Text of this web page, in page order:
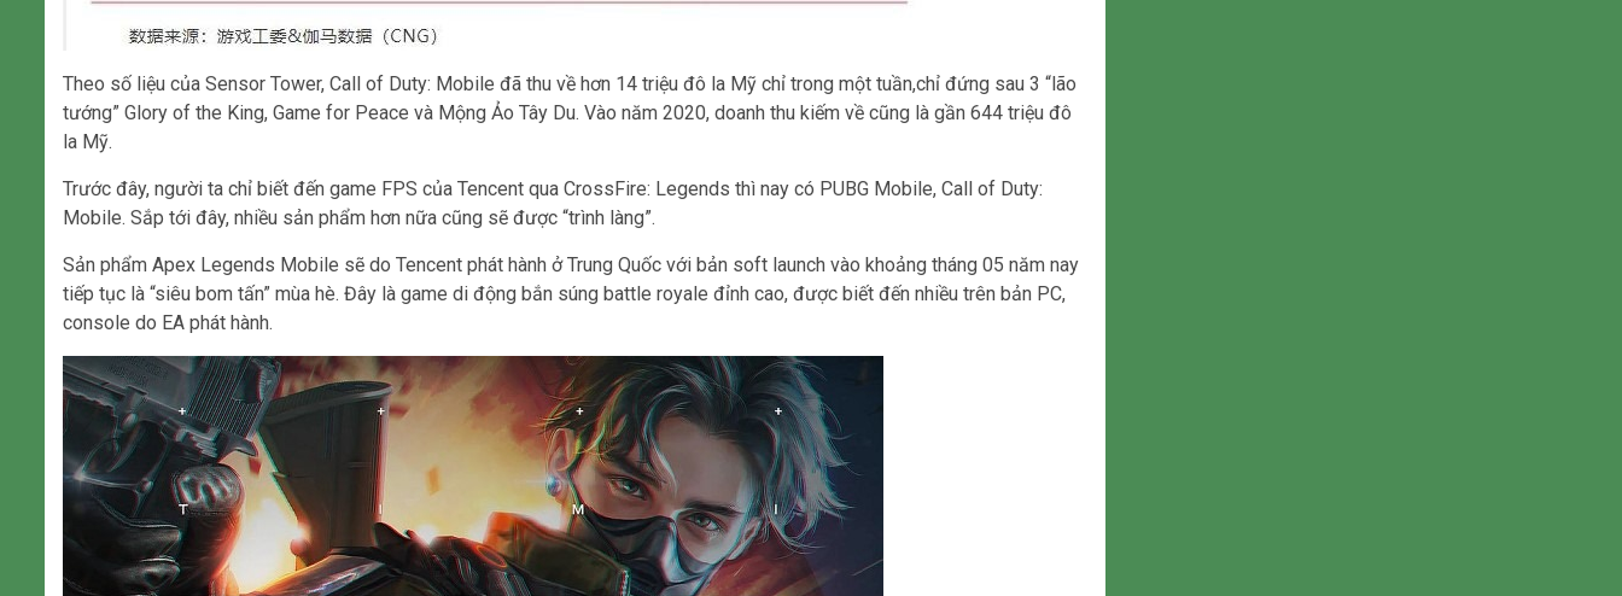
Theo số liệu của Sensor Tower, Call of Duty: Mobile đã thu về hơn 14 triệu đô la Mỹ chỉ trong một tuần,chỉ đứng sau 3 “lão
tướng” Glory of the King, Game for Peace và Mộng Ảo Tây Du. Vào năm 2020, doanh thu kiếm về cũng là gần 644 triệu đô
la Mỹ.
Trước đây, người ta chỉ biết đến game FPS của Tencent qua CrossFire: Legends thì nay có PUBG Mobile, Call of Duty:
Mobile. Sắp tới đây, nhiều sản phẩm hơn nữa cũng sẽ được “trình làng”.
Sản phẩm Apex Legends Mobile sẽ do Tencent phát hành ở Trung Quốc với bản soft launch vào khoảng tháng 05 năm nay
tiếp tục là “siêu bom tấn” mùa hè. Đây là game di động bắn súng battle royale đỉnh cao, được biết đến nhiều trên bản PC,
console do EA phát hành.